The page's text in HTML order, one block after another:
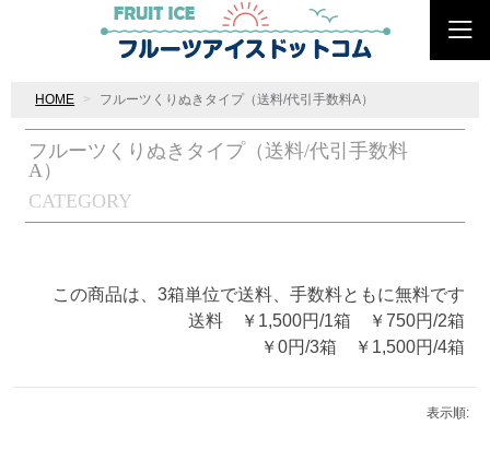
HOME フルーツくりぬきタイプ（送料/代引手数料A）
CATEGORY
フルーツくりぬきタイプ（送料/代引手数料
A）
この商品は、3箱単位で送料、手数料ともに無料です
送料 ￥1,500円/1箱 ￥750円/2箱
￥0円/3箱 ￥1,500円/4箱
表示順: